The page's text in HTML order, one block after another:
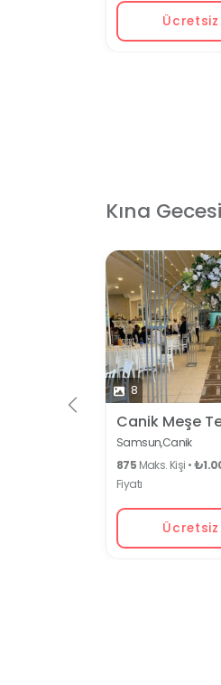
Kına
8
Canik Meşe
Samsun,Canik
875 Maks. Kişi •
Fiyatı